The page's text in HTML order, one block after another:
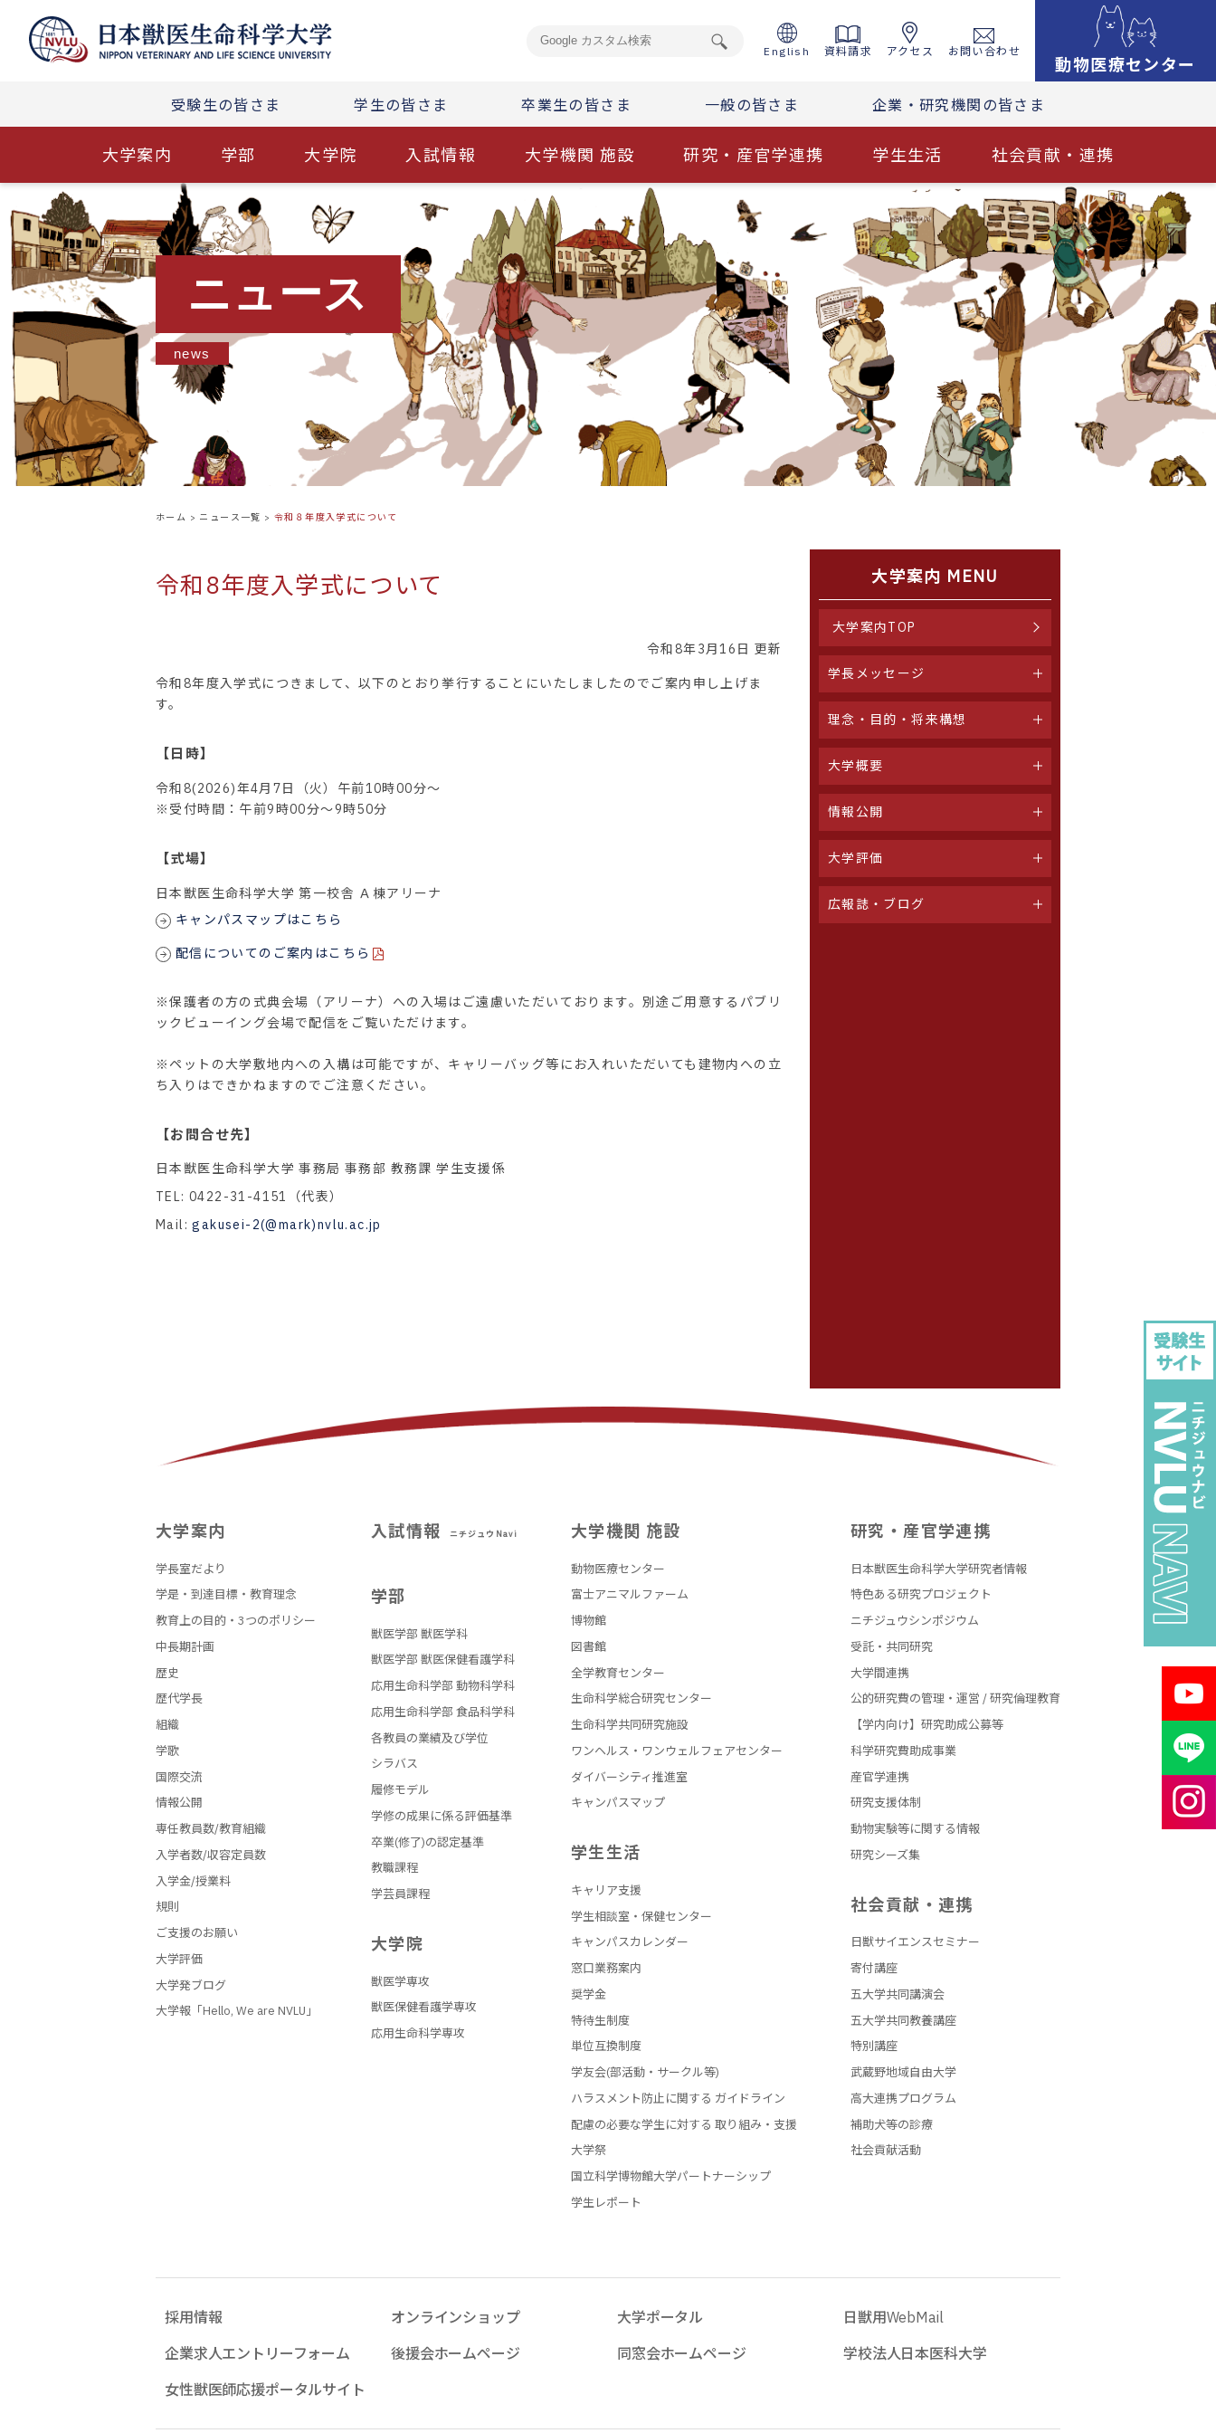
English 資料請求 アクセス お問い合わせ
動物医療センター
受験生の皆さま 学生の皆さま 卒業生の皆さま 一般の皆さま 企業・研究機関の皆さま
大学案内 学部 大学院 入試情報 大学機関 施設 研究・産官学連携 学生生活 社会貢献・連携
ニュース
news
ホーム > ニュース一覧 >令和８年度入学式について
令和8年度入学式について
令和8年3月16日 更新
令和8年度入学式につきまして、以下のとおり挙行することにいたしましたのでご案内申し上げま
す。
【日時】
令和8(2026)年4月7日（火）午前10時00分～
※受付時間：午前9時00分～9時50分
【式場】
日本獣医生命科学大学 第一校舎 Ａ棟アリーナ
キャンパスマップはこちら
配信についてのご案内はこちら
※保護者の方の式典会場（アリーナ）への入場はご遠慮いただいております。別途ご用意するパブリ
ックビューイング会場で配信をご覧いただけます。
※ペットの大学敷地内への入構は可能ですが、キャリーバッグ等にお入れいただいても建物内への立
ち入りはできかねますのでご注意ください。
【お問合せ先】
日本獣医生命科学大学 事務局 事務部 教務課 学生支援係
TEL: 0422-31-4151（代表）
Mail:gakusei-2(@mark)nvlu.ac.jp
大学案内 MENU
大学案内TOP
学長メッセージ
理念・目的・将来構想
大学概要
情報公開
大学評価
広報誌・ブログ
大学案内
学長室だより
学是・到達目標・教育理念
教育上の目的・3つのポリシー
中長期計画
歴史
歴代学長
組織
学歌
国際交流
情報公開
専任教員数/教育組織
入学者数/収容定員数
入学金/授業料
規則
ご支援のお願い
大学評価
大学発ブログ
大学報「Hello, We are NVLU」
入試情報 ニチジュウNavi
学部
獣医学部 獣医学科
獣医学部 獣医保健看護学科
応用生命科学部 動物科学科
応用生命科学部 食品科学科
各教員の業績及び学位
シラバス
履修モデル
学修の成果に係る評価基準
卒業(修了)の認定基準
教職課程
学芸員課程
大学院
獣医学専攻
獣医保健看護学専攻
応用生命科学専攻
大学機関 施設
動物医療センター
富士アニマルファーム
博物館
図書館
全学教育センター
生命科学総合研究センター
生命科学共同研究施設
ワンヘルス・ワンウェルフェアセンター
ダイバーシティ推進室
キャンパスマップ
学生生活
キャリア支援
学生相談室・保健センター
キャンパスカレンダー
窓口業務案内
奨学金
特待生制度
単位互換制度
学友会(部活動・サークル等)
ハラスメント防止に関する ガイドライン
配慮の必要な学生に対する 取り組み・支援
大学祭
国立科学博物館大学パートナーシップ
学生レポート
研究・産官学連携
日本獣医生命科学大学研究者情報
特色ある研究プロジェクト
ニチジュウシンポジウム
受託・共同研究
大学間連携
公的研究費の管理・運営 / 研究倫理教育
【学内向け】研究助成公募等
科学研究費助成事業
産官学連携
研究支援体制
動物実験等に関する情報
研究シーズ集
社会貢献・連携
日獣サイエンスセミナー
寄付講座
五大学共同講演会
五大学共同教養講座
特別講座
武蔵野地域自由大学
高大連携プログラム
補助犬等の診療
社会貢献活動
採用情報 オンラインショップ 大学ポータル
日獣用WebMail
企業求人エントリーフォーム
後援会ホームページ 同窓会ホームページ
学校法人日本医科大学
女性獣医師応援ポータルサイト